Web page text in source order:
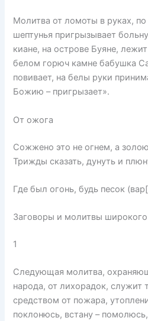
Молитва от ломоты в руках,
шептунья пригрызывает
киане, на острове Буяне,
белом горюч камне бабушка
повивает, на белы руки
Божию – пригрызает».
От ожога
Сожжено это не огнем, а
Трижды сказать, дунуть и
Где был огонь, будь песок
Заговоры и молитвы широкого
1
Следующая молитва,
народа, от лихорадок, служит
средством от пожара,
поклонюсь, встану –